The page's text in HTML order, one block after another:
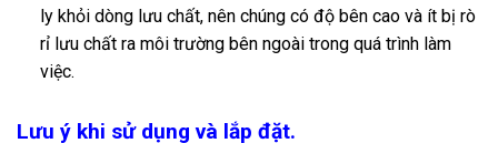
ly khỏi dòng lưu chất, nên chúng có độ bên cao và ít bị rò
rỉ lưu chất ra môi trường bên ngoài trong quá trình làm
việc.
Lưu ý khi sử dụng và lắp đặt.